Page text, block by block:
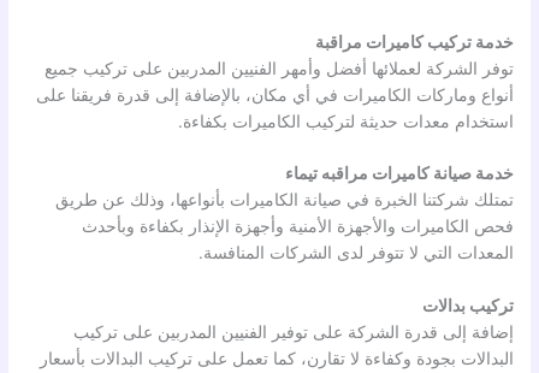
خدمة تركيب كاميرات مراقبة
توفر الشركة لعملائها أفضل وأمهر الفنيين المدربين على تركيب جميع
أنواع وماركات الكاميرات في أي مكان، بالإضافة إلى قدرة فريقنا على
استخدام معدات حديثة لتركيب الكاميرات بكفاءة.
خدمة صيانة كاميرات مراقبه تيماء
تمتلك شركتنا الخبرة في صيانة الكاميرات بأنواعها، وذلك عن طريق
فحص الكاميرات والأجهزة الأمنية وأجهزة الإنذار بكفاءة وبأحدث
المعدات التي لا تتوفر لدى الشركات المنافسة.
تركيب بدالات
إضافة إلى قدرة الشركة على توفير الفنيين المدربين على تركيب
البدالات بجودة وكفاءة لا تقارن، كما تعمل على تركيب البدالات بأسعار